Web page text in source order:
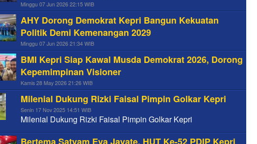
Minggu 07 Jun 2026 22:15 WIB
AHY Dorong Demokrat Kepri Bangun Kekuatan
Politik Demi Kemenangan 2029
Minggu 07 Jun 2026 21:34 WIB
BMI Kepri Siap Kawal Musda Demokrat 2026, Dorong
Kepemimpinan Visioner
Kamis 28 May 2026 21:26 WIB
Milenial Dukung Rizki Faisal Pimpin Golkar Kepri
Senin 17 Nov 2025 14:51 WIB
Milenial Dukung Rizki Faisal Pimpin Golkar Kepri